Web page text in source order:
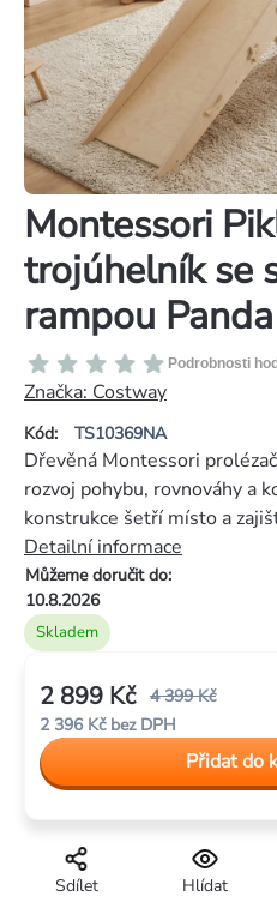
Montessori
trojúhelník se
rampou
Kód: TS10369NA
Průměrné
hodnocení
produktu
je
z
5
hvězdiček.
Podrobnosti
Značka: Costway
Skladem
Můžeme doručit do:
10.8.2026
Dřevěná Montessori
rozvoj pohybu, rovnováhy a
konstrukce šetří místo a
Detailní informace
Hlídat
Sdílet
4 399 Kč
2 899 Kč
2 396 Kč bez DPH
Měrná
cena:
Přidat do